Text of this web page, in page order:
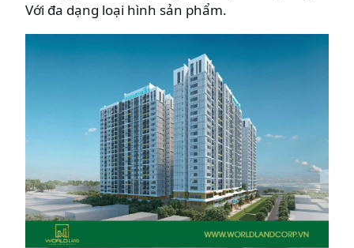
Với đa dạng loại hình sản phẩm.